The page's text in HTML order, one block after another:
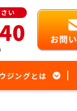
い
ジングとは